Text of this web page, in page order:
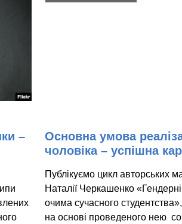
–
Основна умова
чоловіка – успішна
Публікуємо цикл авторських
Наталії Черкашенко
очима сучасного
на основі проведеного нею